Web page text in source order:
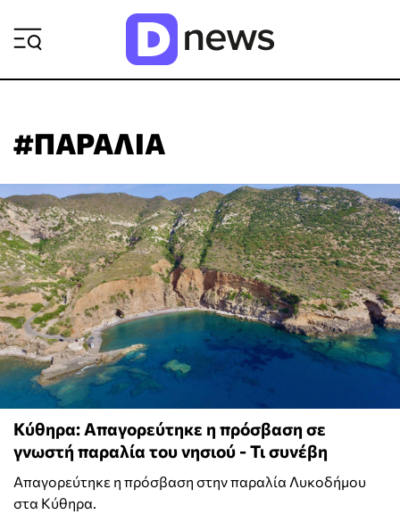
#ΠΑΡΑΛΙΑ
Κύθηρα: Απαγορεύτηκε η πρόσβαση σε
γνωστή παραλία του νησιού - Τι συνέβη
Απαγορεύτηκε η πρόσβαση στην παραλία Λυκοδήμου
στα Κύθηρα.